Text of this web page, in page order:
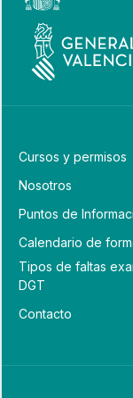
Cursos y permisos
Nosotros
Puntos de
Calendario de
Tipos de faltas
DGT
Contacto